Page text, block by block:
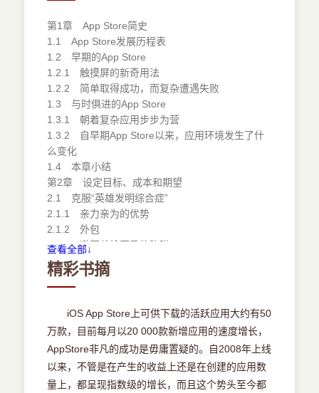
第1章 App Store简史
1.1 App Store发展历程表
1.2 早期的App Store
1.2.1 触摸屏的新奇用法
1.2.2 简单取得成功，而复杂遭遇失败
1.3 与时俱进的App Store
1.3.1 朝着复杂应用步步为营
1.3.2 自早期App Store以来，应用环境发生了什
么变化
1.4 本章小结
第2章 设定目标、成本和期望
2.1 克服“英雄发明综合症”
2.1.1 亲力亲为的优势
2.1.2 外包
2.1.3 避开单枪匹马的陷阱
2.2 考量基础成本
2.2.1 编程
2.2.3 美工设计的要素
2.3 考虑可选成本
2.3.1 音频成本
2.3.2 特效成本
2.3.3 针对国外市场的本地化
2.3.4 质量保证/测试
查看全部↓
精彩书摘
iOS App Store上可供下载的活跃应用大约有50
万款，目前每月以20 000款新增应用的速度增长，
AppStore非凡的成功是毋庸置疑的。自2008年上线
以来，不管是在产生的收益上还是在创建的应用数
量上，都呈现指数级的增长，而且这个势头至今都